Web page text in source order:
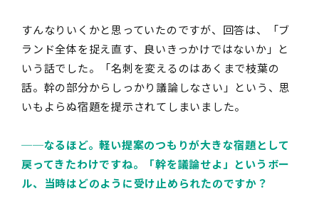
すんなりいくかと思っていたのですが、回答は、「ブ
ランド全体を捉え直す、良いきっかけではないか」と
いう話でした。「名刺を変えるのはあくまで枝葉の
話。幹の部分からしっかり議論しなさい」という、思
いもよらぬ宿題を提示されてしまいました。
──なるほど。軽い提案のつもりが大きな宿題として
戻ってきたわけですね。「幹を議論せよ」というボー
ル、当時はどのように受け止められたのですか？